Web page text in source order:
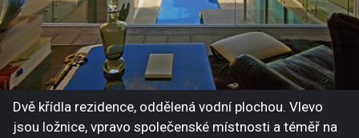
Dvě křídla rezidence, oddělená vodní plochou. Vlevo
jsou ložnice, vpravo společenské místnosti a téměř na